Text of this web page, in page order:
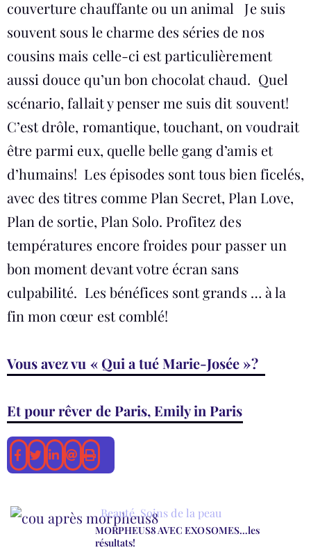
couverture chauffante ou un animal Je suis
souvent sous le charme des séries de nos
cousins mais celle-ci est particulièrement
aussi douce qu’un bon chocolat chaud. Quel
scénario, fallait y penser me suis dit souvent!
C’est drôle, romantique, touchant, on voudrait
être parmi eux, quelle belle gang d’amis et
d’humains! Les épisodes sont tous bien ficelés,
avec des titres comme Plan Secret, Plan Love,
Plan de sortie, Plan Solo. Profitez des
températures encore froides pour passer un
bon moment devant votre écran sans
culpabilité. Les bénéfices sont grands … à la
fin mon cœur est comblé!
Vous avez vu « Qui a tué Marie-Josée »?
Et pour rêver de Paris, Emily in Paris
Beauté,Soins de la peau
MORPHEUS8 AVEC EXOSOMES…les
résultats!